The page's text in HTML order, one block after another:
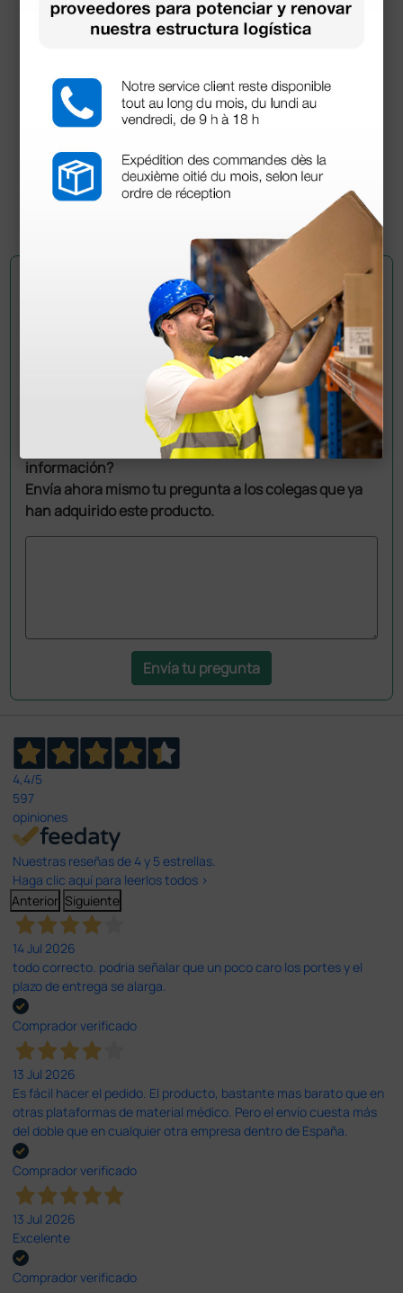
Unidad de diagnóstico Ri-former 3,5 - Estándar
623,20 € 760,00 €
(Precio sin IVA)
Pregúntale a un colega
¿Todavía tienes alguna duda? ¿Necesitas más
información?
Envía ahora mismo tu pregunta a los colegas que ya
han adquirido este producto.
Envía tu pregunta
4,4/5
597
opiniones
Nuestras reseñas de 4 y 5 estrellas.
Haga clic aquí para leerlos todos >
Anterior Siguiente
14 Jul 2026
todo correcto. podria señalar que un poco caro los portes y el
plazo de entrega se alarga.
Comprador verificado
13 Jul 2026
Es fácil hacer el pedido. El producto, bastante mas barato que en
otras plataformas de material médico. Pero el envío cuesta más
del doble que en cualquier otra empresa dentro de España.
Comprador verificado
13 Jul 2026
Excelente
Comprador verificado